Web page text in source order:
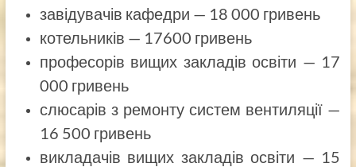
завідувачів кафедри — 18 000 гривень
котельників — 17600 гривень
професорів вищих закладів освіти — 17
000 гривень
слюсарів з ремонту систем вентиляції —
16 500 гривень
викладачів вищих закладів освіти — 15